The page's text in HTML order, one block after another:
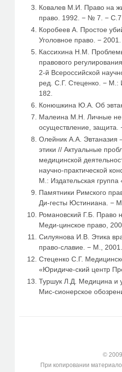
Ковалев М.И. Право на
право. 1992. − № 7. −
Коробеев А. Простое
Уголовное право. −
Кассихина Н.М.
правового
2-й Всероссийской
ред. С.Г. Стеценко. − М.:
182.
Конюшкина Ю.А. Об
Малеина М.Н. Личные
осуществление,
Олейник А.А. Эвтаназия
этики // Актуальные
медицинской
научно-практической
М.: Издательская
Памятники Римского
Ди-гесты Юстиниана. −
Романовский Г.Б. Право
Меди-цинское право,
Силуянова И.В. Этика
право-славие. − М.,
Стеценко С.Г.
«Юридиче-ский центр
Туршук Л.Д. Медицина и
Мис-сионерское
©
При копировании